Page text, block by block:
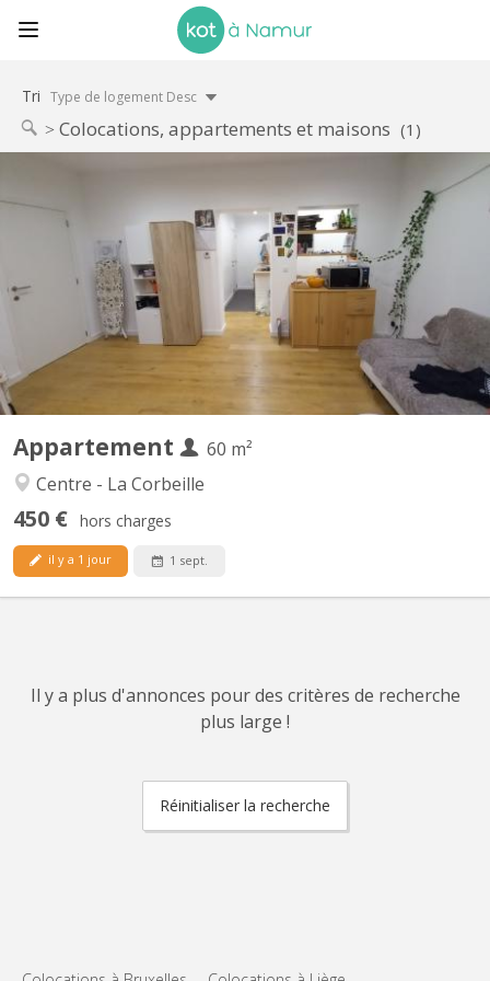
Tri Type de logement Desc
Colocations, appartements et maisons (1)
Appartement
60 m²
Centre - La Corbeille
450 € hors charges
il y a 1 jour 1 sept.
KN 5742
RECHERCHE UN. E COLOCATAIRE C’est un appartement 8 pièces:
deux chambres, avec un grand salon- salle à manger, une cuisine
équipée, un WC, une salle de bain et un débarras. Il n’est pas
entièrement meublé mais il y a le nécessaire : table et chaises
dans le salon ; lit, bureau et garde-robe dans...
Il y a plus d'annonces pour des critères de recherche
plus large !
Réinitialiser la recherche